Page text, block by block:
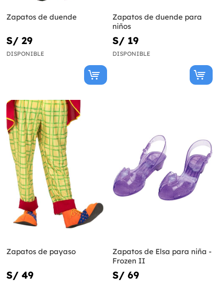
Zapatos de duende
S/ 29
DISPONIBLE
Zapatos de duende para
niños
S/ 19
DISPONIBLE
Zapatos de payaso
S/ 49
Zapatos de Elsa para niña -
Frozen II
S/ 69